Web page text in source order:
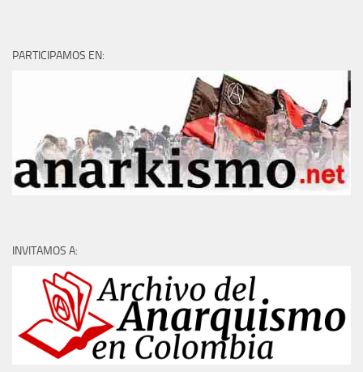
PARTICIPAMOS EN:
INVITAMOS A: